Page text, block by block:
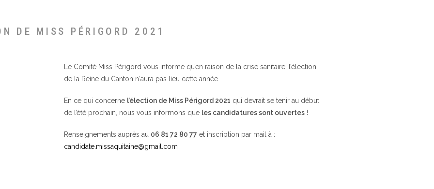
DE MISS PÉRIGORD 2021
Le Comité Miss Périgord vous informe qu’en raison de la crise sanitaire, l’élection
de la Reine du Canton n‘aura pas lieu cette année.
En ce qui concerne l’élection de Miss Périgord 2021 qui devrait se tenir au début
de l’été prochain, nous vous informons que les candidatures sont ouvertes !
Renseignements auprès au 06 81 72 80 77 et inscription par mail à :
candidate.missaquitaine@gmail.com